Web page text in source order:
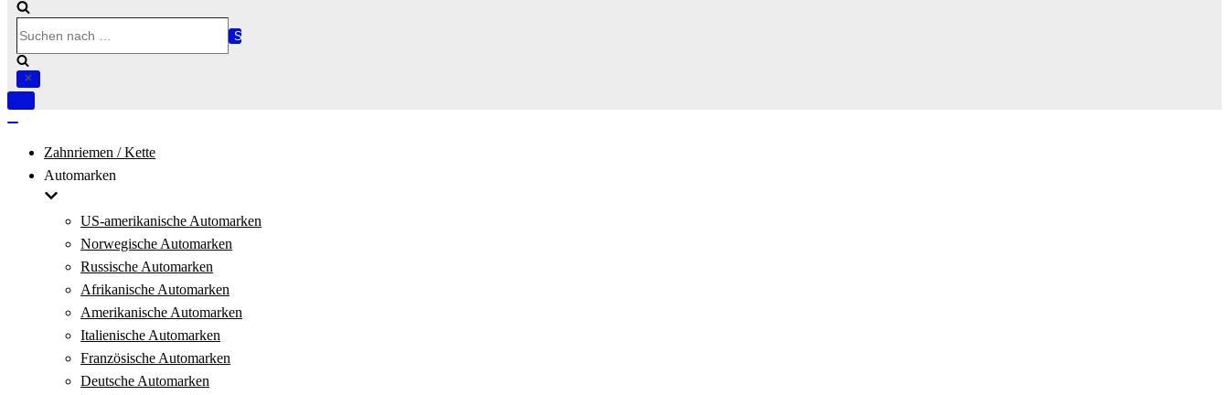
nach …
Navigation
Zahnriemen / Kette
Automarken
US-amerikanische Automarken
Norwegische Automarken
Russische Automarken
Afrikanische Automarken
Amerikanische Automarken
Italienische Automarken
Französische Automarken
Deutsche Automarken